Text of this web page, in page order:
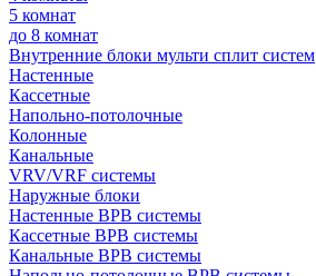
5 комнат
до 8 комнат
Внутренние блоки мульти сплит систем
Настенные
Кассетные
Напольно-потолочные
Колонные
Канальные
VRV/VRF системы
Наружные блоки
Настенные ВРВ системы
Кассетные ВРВ системы
Канальные ВРВ системы